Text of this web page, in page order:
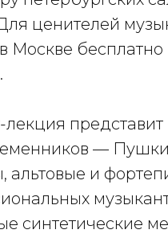
ценителей
Москве
лекция
—
альтовые и
синтетические